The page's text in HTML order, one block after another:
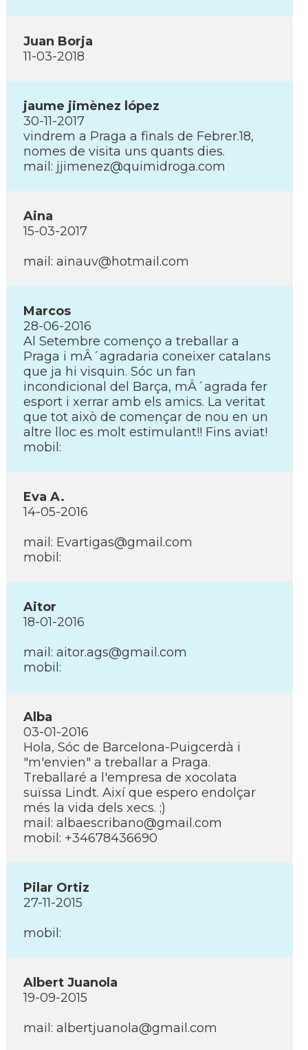
Juan Borja
11-03-2018
jaume jimènez lópez
30-11-2017
vindrem a Praga a finals de Febrer.18,
nomes de visita uns quants dies.
mail: jjimenez@quimidroga.com
Aina
15-03-2017
mail: ainauv@hotmail.com
Marcos
28-06-2016
Al Setembre començo a treballar a
Praga i mÂ´agradaria coneixer catalans
que ja hi visquin. Sóc un fan
incondicional del Barça, mÂ´agrada fer
esport i xerrar amb els amics. La veritat
que tot això de començar de nou en un
altre lloc es molt estimulant!! Fins aviat!
mobil:
Eva A.
14-05-2016
mail: Evartigas@gmail.com
mobil:
Aitor
18-01-2016
mail: aitor.ags@gmail.com
mobil:
Alba
03-01-2016
Hola, Sóc de Barcelona-Puigcerdà i
"m'envien" a treballar a Praga.
Treballaré a l'empresa de xocolata
suïssa Lindt. Així­ que espero endolçar
més la vida dels xecs. ;)
mail: albaescribano@gmail.com
mobil: +34678436690
Pilar Ortiz
27-11-2015
mobil:
Albert Juanola
19-09-2015
mail: albertjuanola@gmail.com